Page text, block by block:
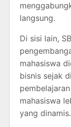
langsung.
Di sisi lain,
mahasiswa
bisnis sejak
mahasiswa
yang dinamis.